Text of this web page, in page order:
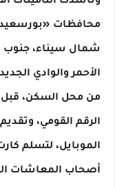
محافظات
شمال سيناء، جنوب
الأحمر والوادي
من محل السكن، قبل
الرقم القومي،
الموبايل، لتسلم
أصحاب المعاشات